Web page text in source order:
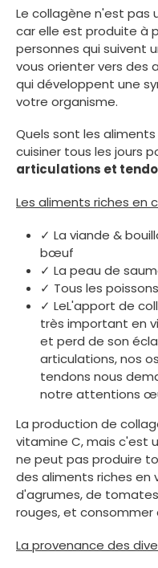
Le collagène n'est pas
car elle est produite à
personnes qui suivent
vous orienter vers des
qui développent une
votre organisme.
Quels sont les
cuisiner tous les jours
articulations et
Les aliments riches en
✓ La viande &
bœuf
✓ La peau de
✓ Tous les
✓ LeL'apport de
très important en
et perd de son
articulations, nos
tendons nous
notre attentions
La production de
vitamine C, mais c'est
ne peut pas produire
des aliments riches
d'agrumes, de
rouges, et
La provenance des